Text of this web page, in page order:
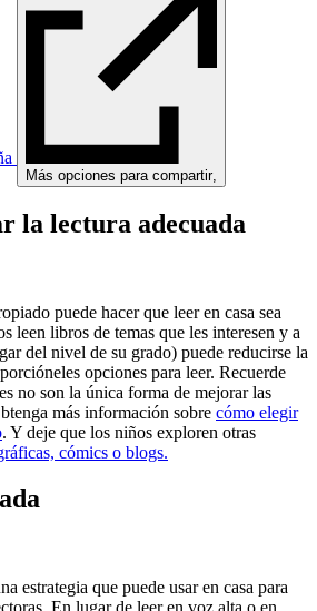
Más opciones para compartir,
la lectura adecuada
puede hacer que leer en casa sea
leen libros de temas que les interesen y a
del nivel de su grado) puede reducirse la
opciones para leer. Recuerde
no son la única forma de mejorar las
más información sobre cómo elegir
. Y deje que los niños exploren otras
cómics o blogs.
estrategia que puede usar en casa para